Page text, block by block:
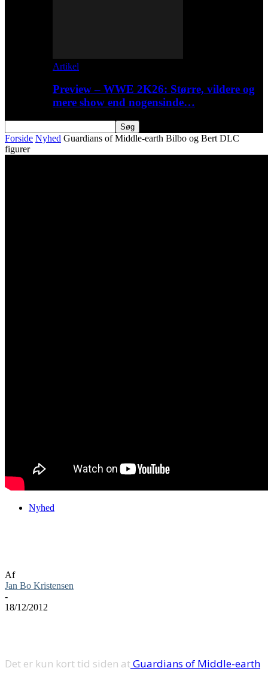
Artikel
Preview – WWE 2K26: Større, vildere og
mere show end nogensinde…
Forside Nyhed Guardians of Middle-earth Bilbo og Bert DLC
figurer
Nyhed
Af
Jan Bo Kristensen
-
18/12/2012
Det er kun kort tid siden atGuardians of Middle-earth